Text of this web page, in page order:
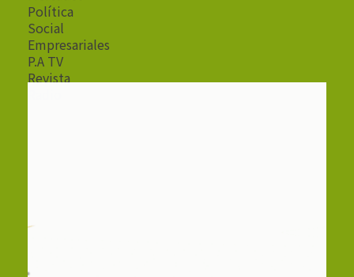
Política
Social
Empresariales
P.A TV
Revista